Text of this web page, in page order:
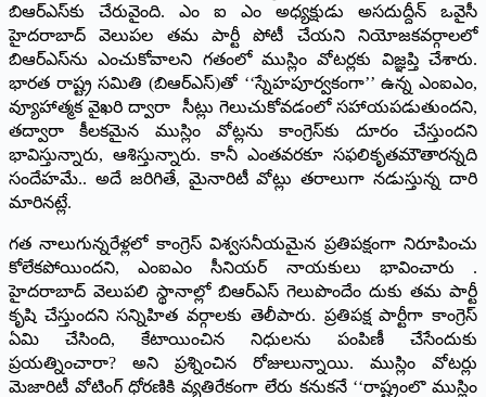
బిఆర్‌ఎస్‌కు చేరువైంది. ఎం ఐ ఎం అధ్యక్షుడు అసదుద్దీన్‌ ఒవైసీ
హైదరాబాద్‌ వెలుపల తమ పార్టీ పోటీ చేయని నియోజకవర్గాలలో
బిఆర్‌ఎస్‌ను ఎంచుకోవాలని గతంలో ముస్లిం వోటర్లకు విజ్ఞప్తి చేశారు.
భారత రాష్ట్ర సమితి (బిఆర్‌ఎస్‌)తో ‘‘స్నేహపూర్వకంగా’’ ఉన్న ఎంఐఎం,
వ్యూహాత్మక వైఖరి ద్వారా సీట్లు గెలుచుకోవడంలో సహాయపడుతుందని,
తద్వారా కీలకమైన ముస్లిం వోట్లను కాంగ్రెస్‌కు దూరం చేస్తుందని
భావిస్తున్నారు, ఆశిస్తున్నారు. కానీ ఎంతవరకూ సఫలికృతమౌతారన్నది
సందేహమే.. అదే జరిగితే, మైనారిటీ వోట్లు తరాలుగా నడుస్తున్న దారి
మారినట్లే.
గత నాలుగున్నరేళ్లలో కాంగ్రెస్‌ విశ్వసనీయమైన ప్రతిపక్షంగా నిరూపించు
కోలేకపోయిందని, ఎంఐఎం సీనియర్‌ నాయకులు భావించారు .
హైదరాబాద్‌ వెలుపలి స్థానాల్లో బిఆర్‌ఎస్‌ గెలుపొందేం దుకు తమ పార్టీ
కృషి చేస్తుందని సన్నిహిత వర్గాలకు తెలీపారు. ప్రతిపక్ష పార్టీగా కాంగ్రెస్‌
ఏమి చేసింది, కేటాయించిన నిధులను పంపిణీ చేసేందుకు
ప్రయత్నించారా? అని ప్రశ్నించిన రోజులున్నాయి. ముస్లిం వోటర్లు
మెజారిటీ వోటింగ్‌ ధోరణికి వ్యతిరేకంగా లేరు కనుకనే ‘‘రాష్ట్రంలొ ముస్లిం